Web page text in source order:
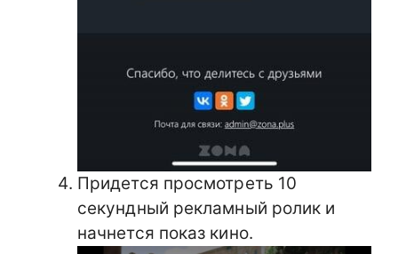
Придется просмотреть 10
секундный рекламный ролик и
начнется показ кино.